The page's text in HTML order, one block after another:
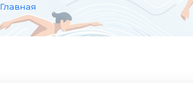
Главная